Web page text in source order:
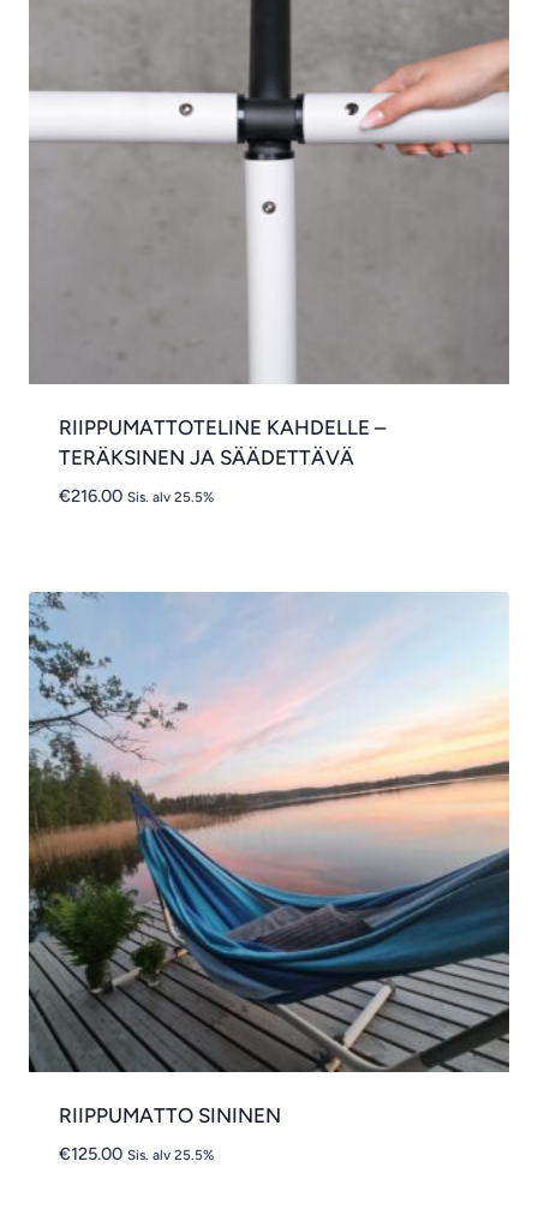
RIIPPUMATTOTELINE KAHDELLE –
TERÄKSINEN JA SÄÄDETTÄVÄ
€216.00 Sis. alv 25.5%
RIIPPUMATTO SININEN
€125.00 Sis. alv 25.5%